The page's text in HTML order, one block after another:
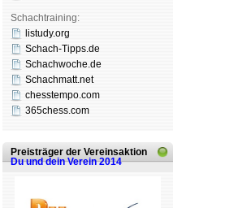
Schachtraining:
listudy.org
Schach-Tipps.de
Schachwoche.de
Schachmatt.net
chesstempo.com
365chess.com
Preisträger der Vereinsaktion
Du und dein Verein 2014